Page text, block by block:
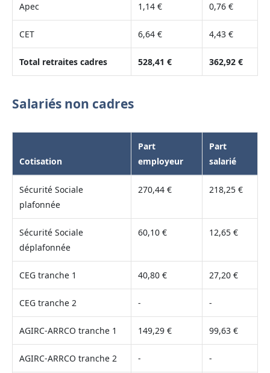
Apec 1,14 € 0,76 €
CET 6,64 € 4,43 €
Total retraites cadres 528,41 € 362,92 €
Salariés non cadres
Cotisation
Part
employeur
Part
salarié
Sécurité Sociale
plafonnée
270,44 € 218,25 €
Sécurité Sociale
déplafonnée
60,10 € 12,65 €
CEG tranche 1 40,80 € 27,20 €
CEG tranche 2 - -
AGIRC-ARRCO tranche 1 149,29 € 99,63 €
AGIRC-ARRCO tranche 2 - -